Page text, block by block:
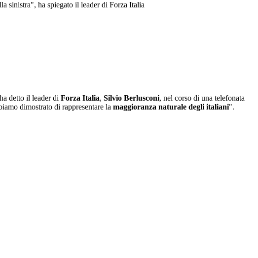
sinistra", ha spiegato il leader di Forza Italia
detto il leader di Forza Italia, Silvio Berlusconi, nel corso di una telefonata
dimostrato di rappresentare la maggioranza naturale degli italiani".